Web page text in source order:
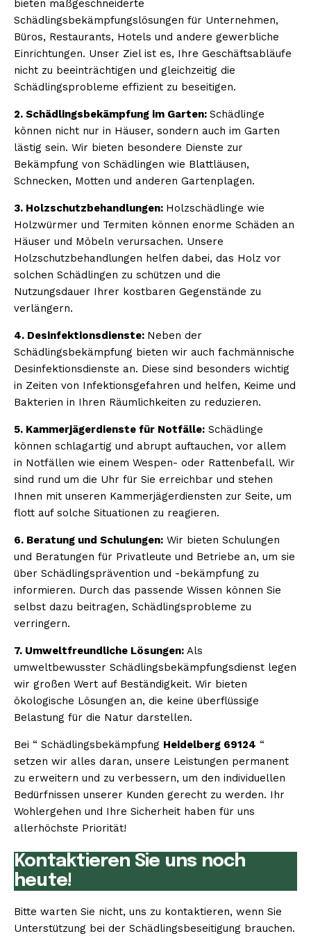
bieten maßgeschneiderte
Schädlingsbekämpfungslösungen für Unternehmen,
Büros, Restaurants, Hotels und andere gewerbliche
Einrichtungen. Unser Ziel ist es, Ihre Geschäftsabläufe
nicht zu beeinträchtigen und gleichzeitig die
Schädlingsprobleme effizient zu beseitigen.
2. Schädlingsbekämpfung im Garten: Schädlinge
können nicht nur in Häuser, sondern auch im Garten
lästig sein. Wir bieten besondere Dienste zur
Bekämpfung von Schädlingen wie Blattläusen,
Schnecken, Motten und anderen Gartenplagen.
3. Holzschutzbehandlungen: Holzschädlinge wie
Holzwürmer und Termiten können enorme Schäden an
Häuser und Möbeln verursachen. Unsere
Holzschutzbehandlungen helfen dabei, das Holz vor
solchen Schädlingen zu schützen und die
Nutzungsdauer Ihrer kostbaren Gegenstände zu
verlängern.
4. Desinfektionsdienste: Neben der
Schädlingsbekämpfung bieten wir auch fachmännische
Desinfektionsdienste an. Diese sind besonders wichtig
in Zeiten von Infektionsgefahren und helfen, Keime und
Bakterien in Ihren Räumlichkeiten zu reduzieren.
5. Kammerjägerdienste für Notfälle: Schädlinge
können schlagartig und abrupt auftauchen, vor allem
in Notfällen wie einem Wespen- oder Rattenbefall. Wir
sind rund um die Uhr für Sie erreichbar und stehen
Ihnen mit unseren Kammerjägerdiensten zur Seite, um
flott auf solche Situationen zu reagieren.
6. Beratung und Schulungen: Wir bieten Schulungen
und Beratungen für Privatleute und Betriebe an, um sie
über Schädlingsprävention und -bekämpfung zu
informieren. Durch das passende Wissen können Sie
selbst dazu beitragen, Schädlingsprobleme zu
verringern.
7. Umweltfreundliche Lösungen: Als
umweltbewusster Schädlingsbekämpfungsdienst legen
wir großen Wert auf Beständigkeit. Wir bieten
ökologische Lösungen an, die keine überflüssige
Belastung für die Natur darstellen.
Bei “ Schädlingsbekämpfung Heidelberg 69124 “
setzen wir alles daran, unsere Leistungen permanent
zu erweitern und zu verbessern, um den individuellen
Bedürfnissen unserer Kunden gerecht zu werden. Ihr
Wohlergehen und Ihre Sicherheit haben für uns
allerhöchste Priorität!
Kontaktieren Sie uns noch
heute!
Bitte warten Sie nicht, uns zu kontaktieren, wenn Sie
Unterstützung bei der Schädlingsbeseitigung brauchen.